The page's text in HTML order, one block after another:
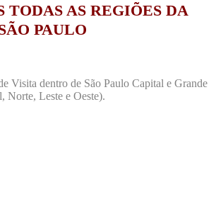
TODAS AS REGIÕES DA
PAULO
Visita dentro de São Paulo Capital e Grande
Norte, Leste e Oeste).